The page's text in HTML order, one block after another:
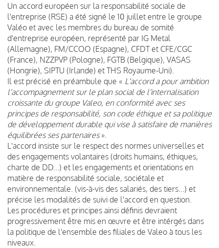
Un accord européen sur la responsabilité sociale de
l'entreprise (RSE) a été signé le 10 juillet entre le groupe
Valéo et avec les membres du bureau de somité
d'entreprise européen, représenté par IG Metal
(Allemagne), FM/CCOO (Espagne), CFDT et CFE/CGC
(France), NZZPVP (Pologne), FGTB (Belgique), VASAS
(Hongrie), SIPTU (Irlande) et THS Royaume-Uni).
Il est précisé en préambule que « L'accord a pour ambition
l'accompagnement sur le plan social de l'internalisation
croissante du groupe Valeo, en conformité avec ses
principes de responsabilité, son code éthique et sa politique
de développement durable qui vise à satisfaire de manières
équilibrées ses partenaires».
L'accord insiste sur le respect des normes universelles et
des engagements volantaires (droits humains, éthiques,
charte de DD...) et les engagements et orientations en
matière de responsabilité sociale, sociétale et
environnementale. (vis-à-vis des salariés, des tiers...) et
précise les modalités de suivi de l'accord en question.
Les procédures et principes ainsi définis devraient
progressivement être mis en œuvre et être intérgés dans
la politique de l'ensemble des filiales de Valeo à tous les
niveaux.